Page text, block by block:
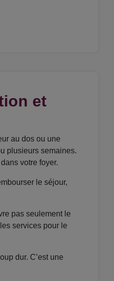
et
au dos ou une
plusieurs semaines.
votre foyer.
le séjour,
pas seulement le
services pour le
dur. C’est une